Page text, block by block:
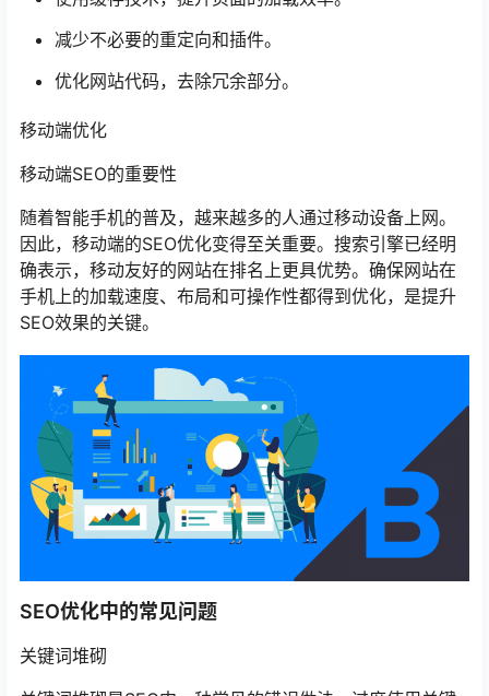
减少不必要的重定向和插件。
优化网站代码，去除冗余部分。
移动端优化
移动端SEO的重要性
随着智能手机的普及，越来越多的人通过移动设备上网。
因此，移动端的SEO优化变得至关重要。搜索引擎已经明
确表示，移动友好的网站在排名上更具优势。确保网站在
手机上的加载速度、布局和可操作性都得到优化，是提升
SEO效果的关键。
SEO优化中的常见问题
关键词堆砌